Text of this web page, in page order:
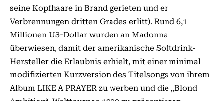
seine Kopfhaare in Brand gerieten und er
Verbrennungen dritten Grades erlitt). Rund 6,1
Millionen US-Dollar wurden an Madonna
überwiesen, damit der amerikanische Softdrink-
Hersteller die Erlaubnis erhielt, mit einer minimal
modifizierten Kurzversion des Titelsongs von ihrem
Album LIKE A PRAYER zu werben und die „Blond